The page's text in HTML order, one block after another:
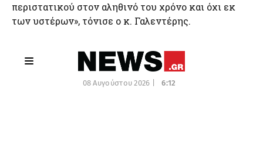
περιστατικού στον αληθινό του χρόνο και όχι εκ
των υστέρων», τόνισε ο κ. Γαλεντέρης.